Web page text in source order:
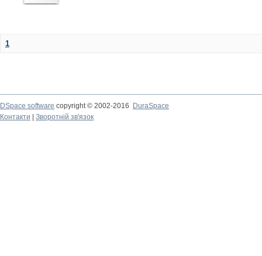
1
DSpace software copyright © 2002-2016
DuraSpace
Контакти
Зворотній зв'язок